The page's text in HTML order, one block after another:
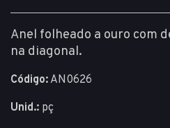
Anel folheado a ouro com
na diagonal.
Código: AN0626
Unid.: pç